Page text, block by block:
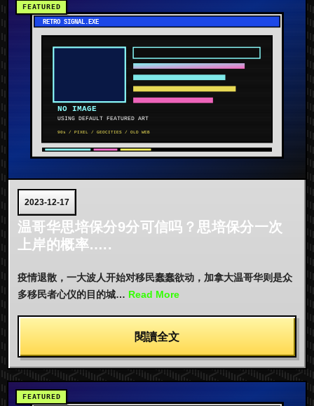
2023-12-17
温哥华思培保分9分可信吗？思培保分一次
上岸的概率…..
疫情退散，一大波人开始对移民蠢蠢欲动，加拿大温哥华则是众
多移民者心仪的目的城… Read More
閱讀全文